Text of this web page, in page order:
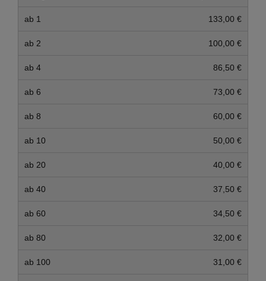
ab 1 133,00 €
ab 2 100,00 €
ab 4 86,50 €
ab 6 73,00 €
ab 8 60,00 €
ab 10 50,00 €
ab 20 40,00 €
ab 40 37,50 €
ab 60 34,50 €
ab 80 32,00 €
ab 100 31,00 €